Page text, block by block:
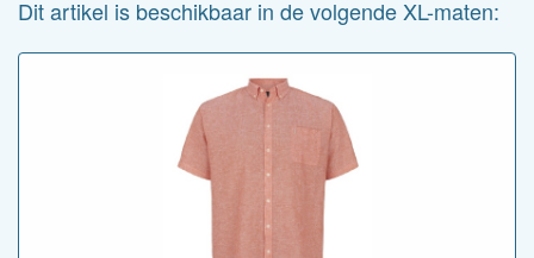
Dit artikel is beschikbaar in de volgende XL-maten: